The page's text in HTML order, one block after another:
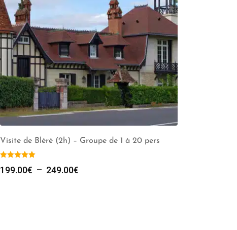
Visite de Bléré (2h) – Groupe de 1 à 20 pers
199.00€ – 249.00€